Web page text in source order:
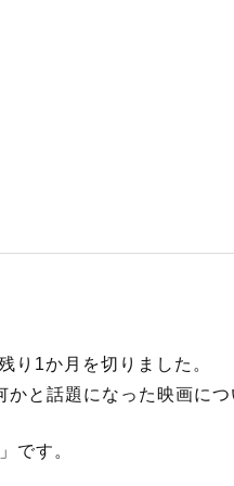
り1か月を切りました。
と話題になった映画につ
」です。